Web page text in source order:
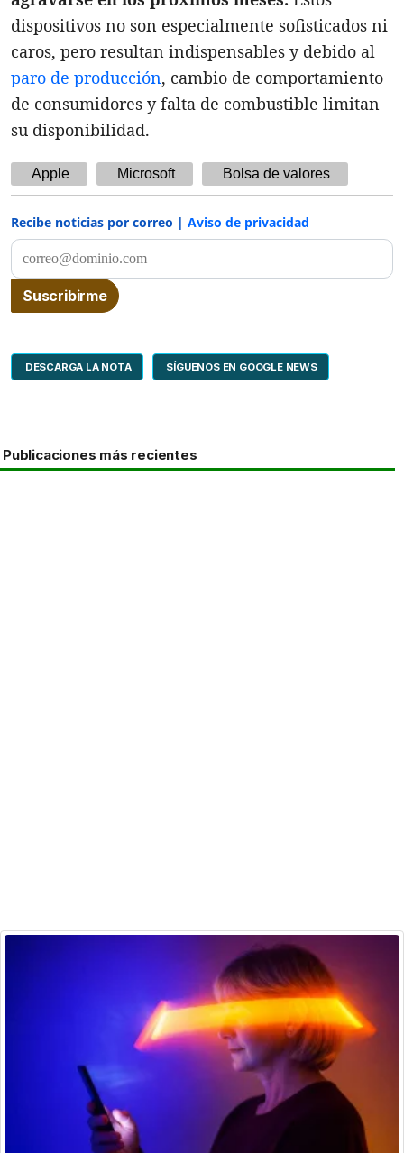
dispositivos no son especialmente sofisticados ni
caros, pero resultan indispensables y debido al
paro de producción, cambio de comportamiento
de consumidores y falta de combustible limitan
su disponibilidad.
Apple Microsoft Bolsa de valores
Recibe noticias por correo | Aviso de privacidad
DESCARGA LA NOTA SÍGUENOS EN GOOGLE NEWS
Publicaciones más recientes